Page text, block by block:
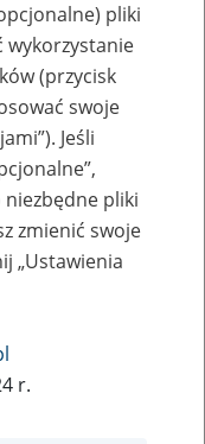
została znaleziona.
pliki
wykorzystanie
(przycisk
swoje
Jeśli
pliki
zmienić swoje
„Ustawienia
r.